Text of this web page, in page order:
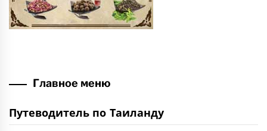
Главное меню
Путеводитель по Таиланду